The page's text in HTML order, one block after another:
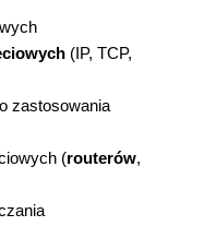
(IP, TCP,
zastosowania
(routerów,